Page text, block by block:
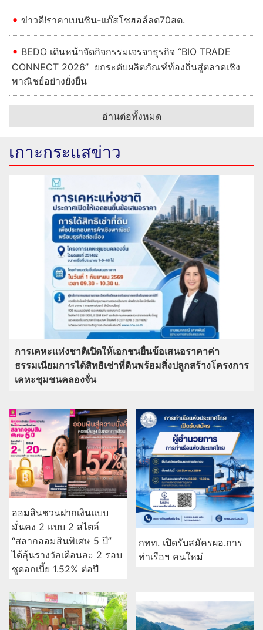
ข่าวดี!ราคาเบนซิน-แก๊สโซฮอล์ลด70สต.
BEDO เดินหน้าจัดกิจกรรมเจรจาธุรกิจ “BIO TRADE
CONNECT 2026” ยกระดับผลิตภัณฑ์ท้องถิ่นสู่ตลาดเชิง
พาณิชย์อย่างยั่งยืน
อ่านต่อทั้งหมด
เกาะกระแสข่าว
การเคหะแห่งชาติเปิดให้เอกชนยื่นข้อเสนอราคาค่า
ธรรมเนียมการได้สิทธิเช่าที่ดินพร้อมสิ่งปลูกสร้างโครงการ
เคหะชุมชนคลองจั่น
ออมสินชวนฝากเงินแบบ
มั่นคง 2 แบบ 2 สไตล์
“สลากออมสินพิเศษ 5 ปี”
ได้ลุ้นรางวัลเดือนละ 2 รอบ
ชูดอกเบี้ย 1.52% ต่อปี
กทท. เปิดรับสมัครผอ.การ
ท่าเรือฯ คนใหม่